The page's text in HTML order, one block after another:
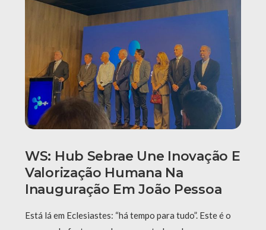
WS: Hub Sebrae Une Inovação E
Valorização Humana Na
Inauguração Em João Pessoa
Está lá em Eclesiastes: “há tempo para tudo”. Este é o